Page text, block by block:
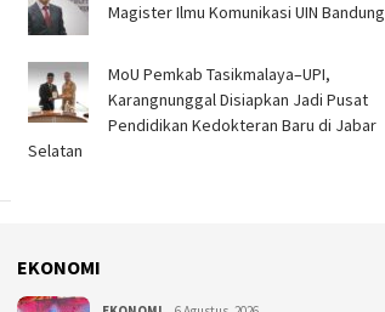
Magister Ilmu Komunikasi UIN Bandung
MoU Pemkab Tasikmalaya–UPI,
Karangnunggal Disiapkan Jadi Pusat
Pendidikan Kedokteran Baru di Jabar
Selatan
EKONOMI